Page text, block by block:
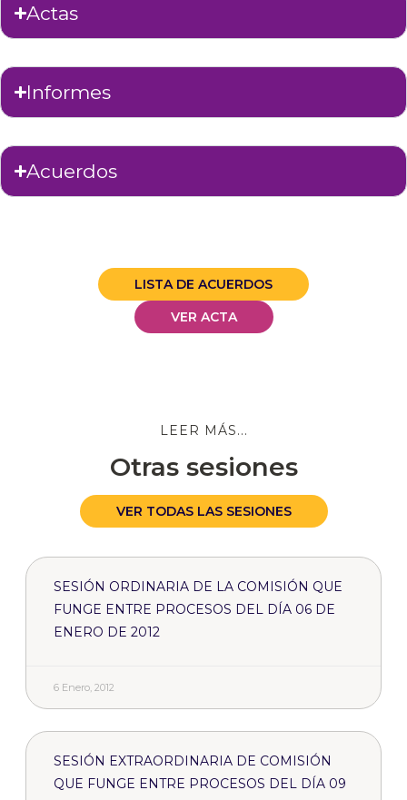
Actas
Informes
Acuerdos
LISTA DE ACUERDOS
VER ACTA
LEER MÁS...
Otras sesiones
VER TODAS LAS SESIONES
SESIÓN ORDINARIA DE LA COMISIÓN QUE
FUNGE ENTRE PROCESOS DEL DÍA 06 DE
ENERO DE 2012
6 Enero, 2012
SESIÓN EXTRAORDINARIA DE COMISIÓN
QUE FUNGE ENTRE PROCESOS DEL DÍA 09